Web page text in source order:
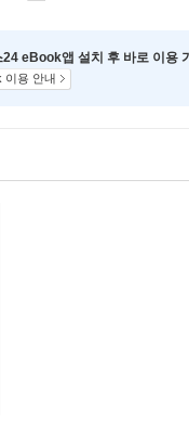
24 eBook앱 설치 후 바로 이용
이용 안내